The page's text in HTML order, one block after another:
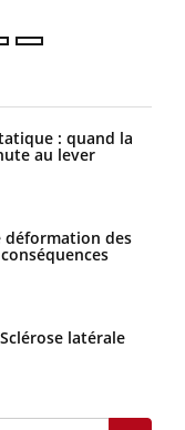
: quand la
au lever
déformation des
latérale